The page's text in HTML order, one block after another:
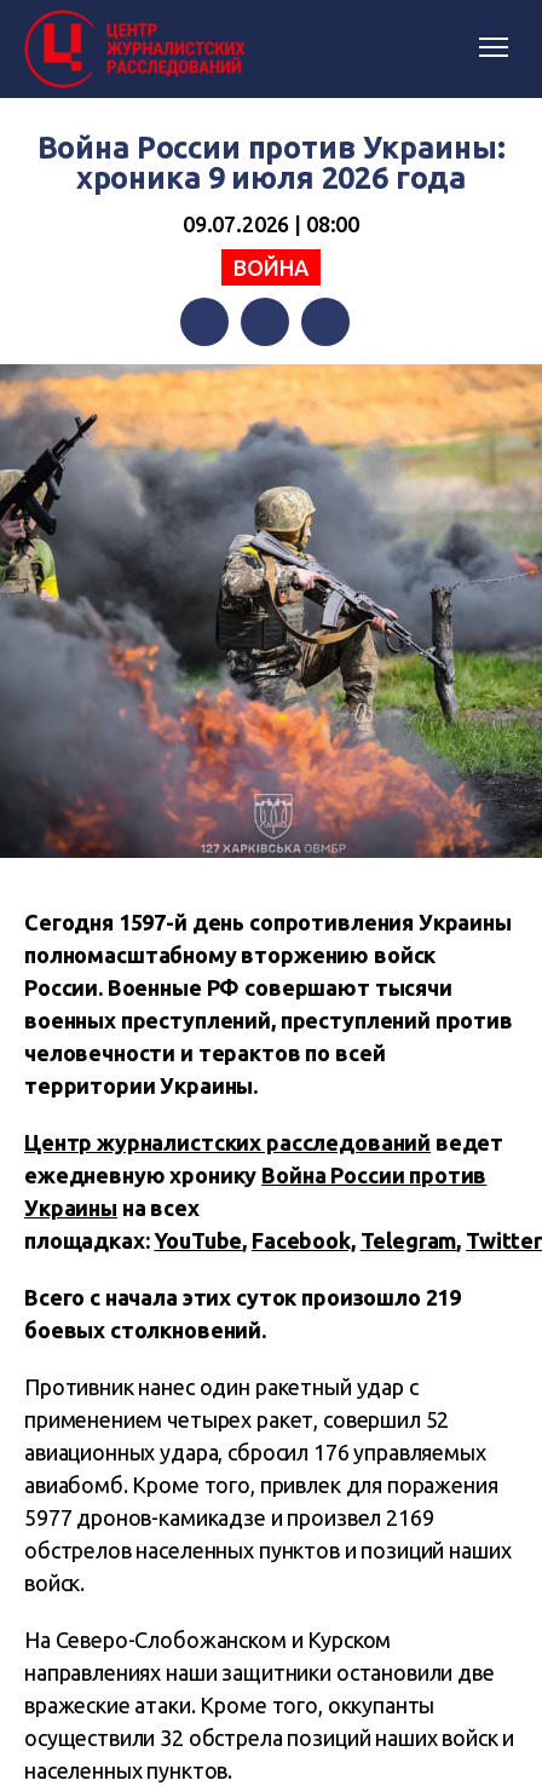
Война России против Украины:
хроника 9 июля 2026 года
09.07.2026 | 08:00
ВОЙНА
FacebookTwitterTelegram
Сегодня 1597-й день сопротивления Украины
полномасштабному вторжению войск
России. Военные РФ совершают тысячи
военных преступлений, преступлений против
человечности и терактов по всей
территории Украины.
Центр журналистских расследований ведет
ежедневную хронику Война России против
Украины на всех
площадках:YouTube, Facebook, Telegram, Twitter
Всего с начала этих суток произошло 219
боевых столкновений.
Противник нанес один ракетный удар с
применением четырех ракет, совершил 52
авиационных удара, сбросил 176 управляемых
авиабомб. Кроме того, привлек для поражения
5977 дронов-камикадзе и произвел 2169
обстрелов населенных пунктов и позиций наших
войск.
На Северо-Слобожанском и Курском
направлениях наши защитники остановили две
вражеские атаки. Кроме того, оккупанты
осуществили 32 обстрела позиций наших войск и
населенных пунктов.